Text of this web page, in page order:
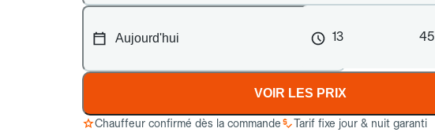
13 45
VOIR LES PRIX
Chauffeur confirmé dès la commande
Tarif fixe jour & nuit garanti